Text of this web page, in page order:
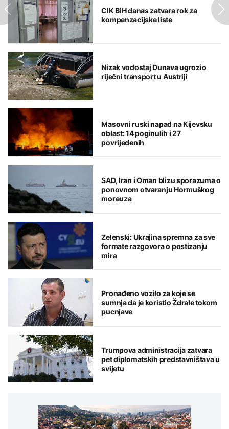
CIK BiH danas zatvara rok za
kompenzacijske liste
Nizak vodostaj Dunava ugrozio
riječni transport u Austriji
Masovni ruski napad na Kijevsku
oblast: 14 poginulih i 27
povrijeđenih
SAD, Iran i Oman blizu sporazuma o
ponovnom otvaranju Hormuškog
moreuza
Zelenski: Ukrajina spremna za sve
formate razgovora o postizanju
mira
Pronađeno vozilo za koje se
sumnja da je koristio Ždrale tokom
pucnjave
Trumpova administracija zatvara
pet diplomatskih predstavništava u
svijetu